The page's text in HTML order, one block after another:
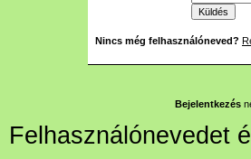
Nincs még felhasználóneved?
Bejelentkezés
Felhasználónevedet